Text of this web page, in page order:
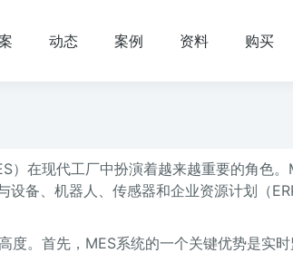
动态 案例 资料 购买
）在现代工厂中扮演着越来越重要的角色。
备、机器人、传感器和企业资源计划（
度。首先，MES系统的一个关键优势是实